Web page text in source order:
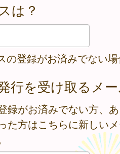
は？
の登録がお済みでない
行を受け取るメ
録がお済みでない方、
た方はこちらに新しい